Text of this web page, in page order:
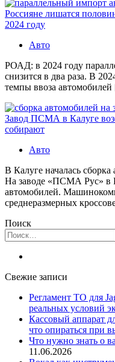
Россияне лишатся
2024 году
Авто
РОАД: в 2024 году
снизится в два раза. В
темпы ввоза
Завод ПСМА в Калуге
собирают
Авто
В Калуге началась
На заводе «ПСМА Рус» в
автомобилей.
среднеразмерных
Поиск
Найти:
Свежие записи
Регламент ТО для
реальных условий
Кассовый аппарат
что опираться при
Что нужно знать о
11.06.2026